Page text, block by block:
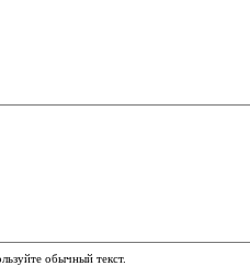
обычный текст.